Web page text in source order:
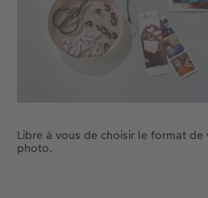
Accessoires
Nouveautés
Libre à vous de choisir le format
photo.